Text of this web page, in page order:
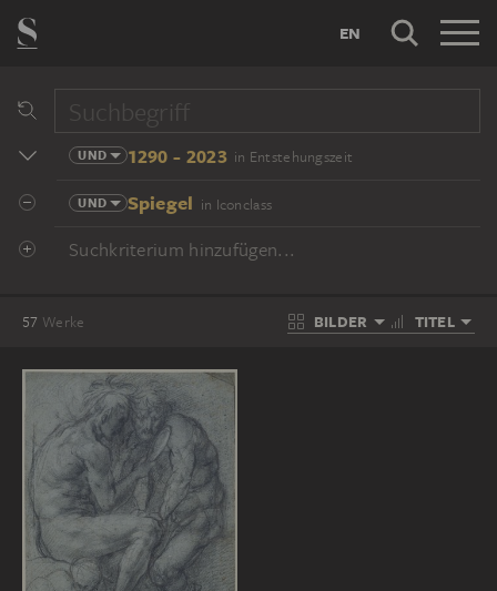
EN
UND 1290 - 2023 in Entstehungszeit
UND Spiegel in Iconclass
Suchkriterium hinzufügen...
57 Werke BILDER TITEL